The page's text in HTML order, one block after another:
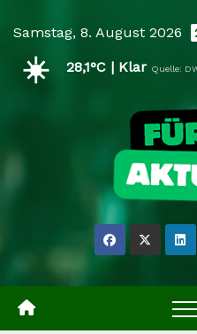
content
Samstag, 8. August 2026
☀️ 28,1°C | Klar Quelle: